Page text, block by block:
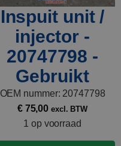
Inspuit unit /
injector -
20747798 -
Gebruikt
OEM nummer: 20747798
€75,00 excl. BTW
1 op voorraad